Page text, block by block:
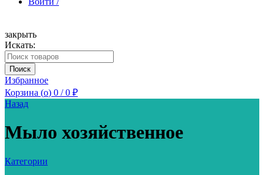
Зарегистрироваться
закрыть
Искать:
Поиск
Избранное
Корзина (o) 0 / 0 ₽
Назад
Мыло хозяйственное
Категории